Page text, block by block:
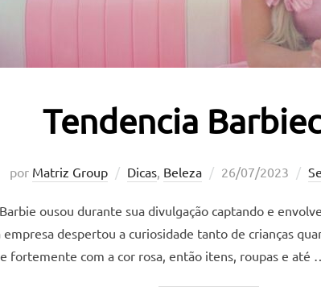
Tendencia
por Matriz Group Dicas, Beleza
Postado
26/07/2023
ousou durante sua divulgação captando e
despertou a curiosidade tanto de crianças
fortemente com a cor rosa, então itens, roupas e até